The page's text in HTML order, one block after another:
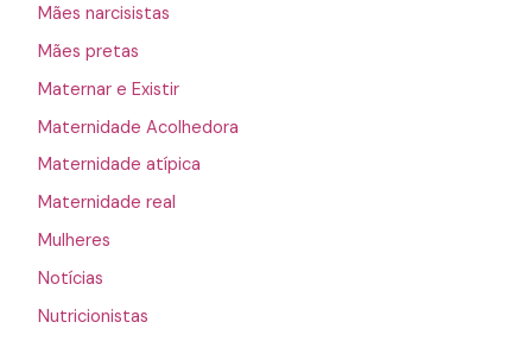
Mães narcisistas
Mães pretas
Maternar e Existir
Maternidade Acolhedora
Maternidade atípica
Maternidade real
Mulheres
Notícias
Nutricionistas